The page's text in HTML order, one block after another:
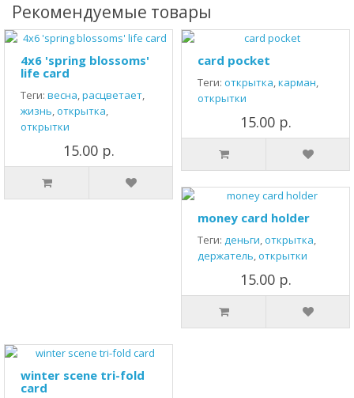
Рекомендуемые товары
4x6 'spring blossoms'
life card
Теги: весна,расцветает,
жизнь,открытка,
открытки
15.00 р.
card pocket
Теги: открытка,карман,
открытки
15.00 р.
money card holder
Теги: деньги,открытка,
держатель,открытки
15.00 р.
winter scene tri-fold
card